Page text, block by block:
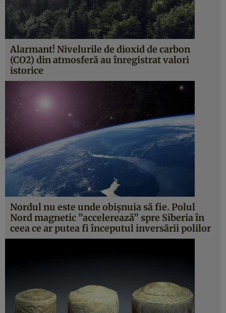
Alarmant! Nivelurile de dioxid de carbon
(CO2) din atmosferă au înregistrat valori
istorice
Nordul nu este unde obişnuia să fie. Polul
Nord magnetic ”accelerează” spre Siberia în
ceea ce ar putea fi începutul inversării polilor